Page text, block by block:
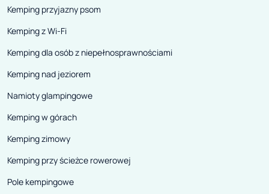
Kemping przyjazny psom
Kemping z Wi-Fi
Kemping dla osób z niepełnosprawnościami
Kemping nad jeziorem
Namioty glampingowe
Kemping w górach
Kemping zimowy
Kemping przy ścieżce rowerowej
Pole kempingowe